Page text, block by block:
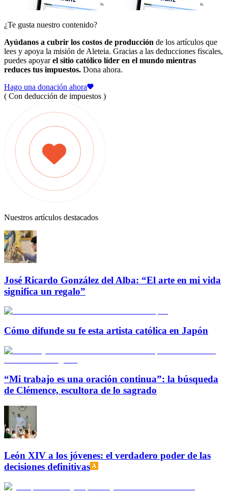
¿Te gusta nuestro contenido?
Ayúdanos a cubrir los costos de producción de los artículos que
lees y apoya la misión de Aleteia. Gracias a las deducciones fiscales,
puedes apoyarel sitio católico líder en el mundo mientras
reduces tus impuestos. Dona ahora.
Hago una donación ahora
( Con deducción de impuestos )
Nuestros artículos destacados
José Ricardo González del Alba: “El arte en mi vida
significa un regalo”
Cómo difunde su fe esta artista católica en Japón
“Mi trabajo es una oración continua”: la búsqueda
de Clémence, escultora de lo sagrado
León XIV a los jóvenes: el verdadero poder de las
decisiones definitivas